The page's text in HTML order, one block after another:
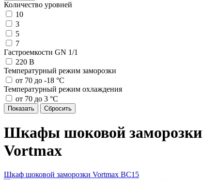
Количество уровней
10
3
5
7
Гастроемкости GN 1/1
220 В
Температурный режим заморозки
от 70 до -18 °С
Температурный режим охлаждения
от 70 до 3 °С
Шкафы шоковой заморозки
Vortmax
Шкаф шоковой заморозки Vortmax BC15